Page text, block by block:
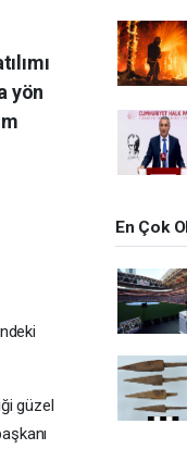
yön
güzel
En Çok